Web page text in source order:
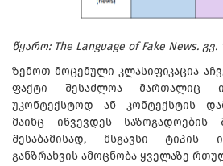
წყარო: The Language of Fake News. გვ.
ზემოთ მოცემული კლასიფიკაცია
ფაქტი შესაძლოა მართალიც
უკონტექსტოდ ან კონტექსტის
მაინც იწვევდეს საზოგადოების
შესაბამისად, მსგავსი ტიპის
განზრახვის ამოცნობა ყველაზე